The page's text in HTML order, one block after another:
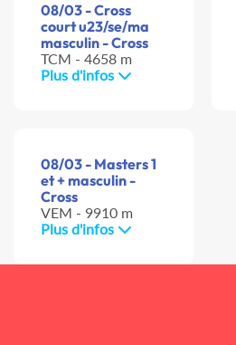
08/03 - Cross
court u23/se/ma
masculin - Cross
TCM - 4658 m
Plus d'infos
08/03 - Masters 1
et + masculin -
Cross
VEM - 9910 m
Plus d'infos